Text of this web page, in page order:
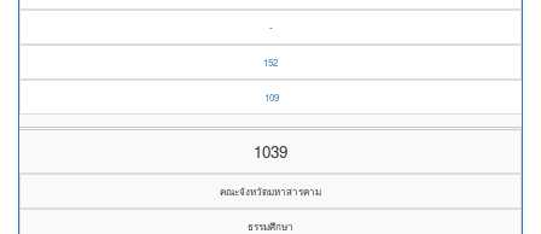
-
152
109
1039
คณะจังหวัดมหาสารคาม
ธรรมศึกษา